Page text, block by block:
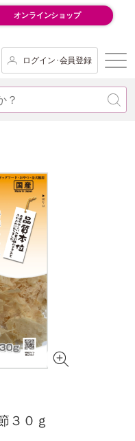
オンラインショップ
ログイン･会員登録
３０ｇ